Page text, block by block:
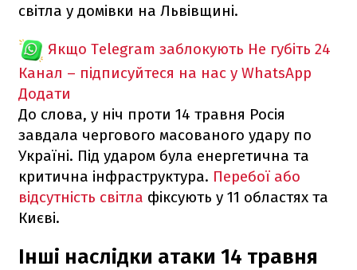
світла у домівки на Львівщині.
Якщо Telegram заблокують Не губіть 24
Канал – підписуйтеся на нас у WhatsApp
Додати
До слова, у ніч проти 14 травня Росія
завдала чергового масованого удару по
Україні. Під ударом була енергетична та
критична інфраструктура. Перебої або
відсутність світла фіксують у 11 областях та
Києві.
Інші наслідки атаки 14 травня